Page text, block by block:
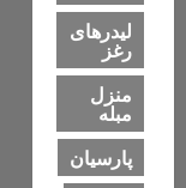
لیدرهای
رغز
منزل
مبله
پارسیان